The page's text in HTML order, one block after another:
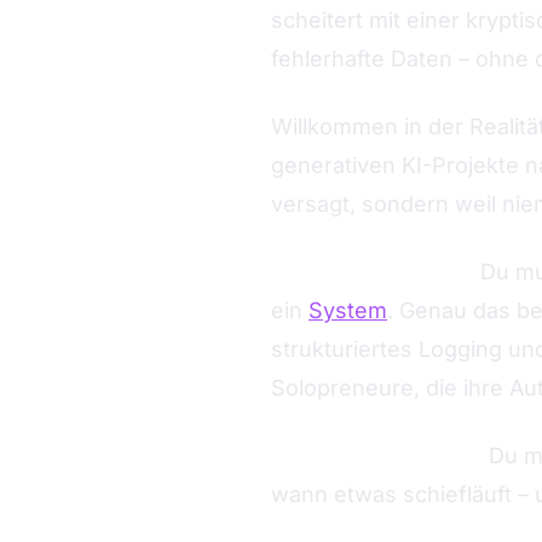
scheitert mit einer
fehlerhafte Daten – ohne
Willkommen in der
generativen KI-Projekte
versagt, sondern weil
Du
ein System. Genau das
strukturiertes Logging
Solopreneure, die ihre
Du
wann etwas schiefläuft –